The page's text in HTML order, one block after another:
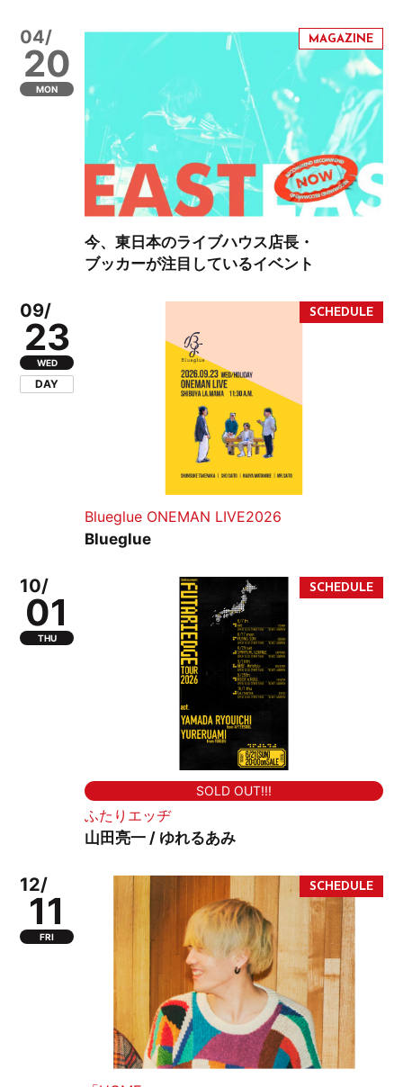
04/
20
MON
今、東日本のライブハウス店長・
ブッカーが注目しているイベント
09/
23
WED
DAY
Blueglue ONEMAN LIVE2026
Blueglue
10/
01
THU
SOLD OUT!!!
ふたりエッヂ
山田亮一 / ゆれるあみ
12/
11
FRI